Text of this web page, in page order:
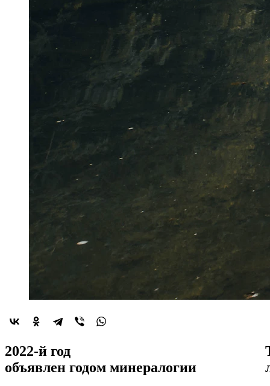
2022-й год
объявлен годом минералогии